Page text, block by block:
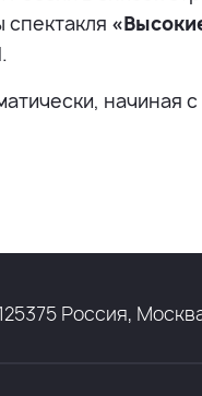
начиная с
Россия,